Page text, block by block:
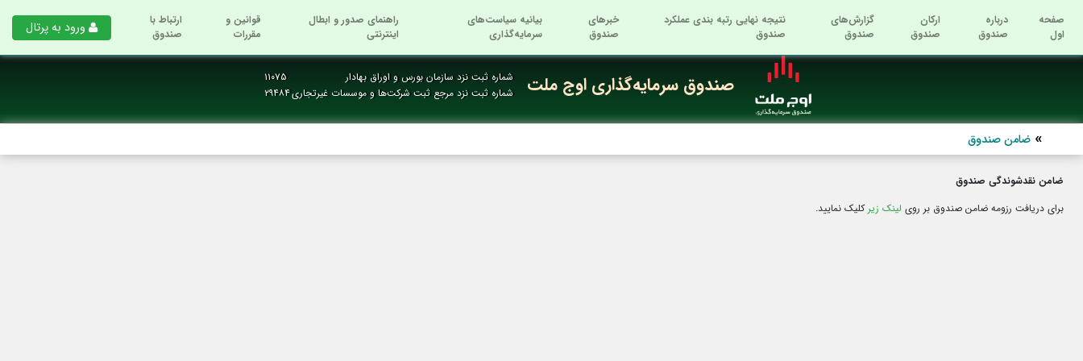
صفحه
اول
درباره
صندوق
ارکان
صندوق
گزارش‌های
صندوق
نتیجه نهایی رتبه بندی عملکرد
صندوق
خبرهای
صندوق
بیانیه سیاست‌های
سرمایه‌گذاری
راهنمای صدور و ابطال
اینترنتی
قوانین و
مقررات
ارتباط با
صندوق
ورود به پرتال
صندوق سرمایه‌گذاری اوج ملت شماره ثبت نزد سازمان بورس و اوراق بهادار
۱۱۰۷۵
شماره ثبت نزد مرجع ثبت شرکت‌ها و موسسات غیرتجاری۲۹۴۸۴
ضامن صندوق
ضامن نقدشوندگی صندوق
برای دریافت رزومه ضامن صندوق بر روی لینک زیر کلیک نمایید.